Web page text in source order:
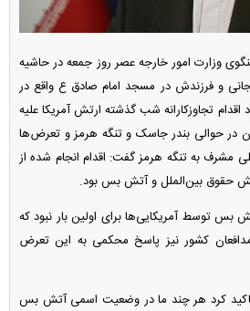
وزارت امور خارجه عصر روز جمعه در حاشیه
و فرزندش در مسجد امام صادق ع واقع در
تجاوزکارانه شب گذشته ارتش آمریکا علیه
در حوالی بندر جاسک و تنگه هرمز و تعرض‌ها
مشرف به تنگه هرمز گفت: اقدام انجام شده از
حقوق بین‌الملل و آتش بس بود.
بس توسط آمریکایی‌ها برای اولین بار نبود که
کشور نیز پاسخ محکمی به این تعرض
تاکید کرد هر چند ما در وضعیت اسمی آتش بس